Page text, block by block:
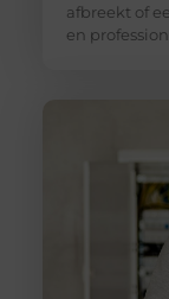
afbreekt of
en